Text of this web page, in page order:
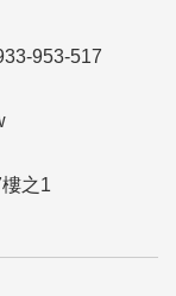
953-517
之1